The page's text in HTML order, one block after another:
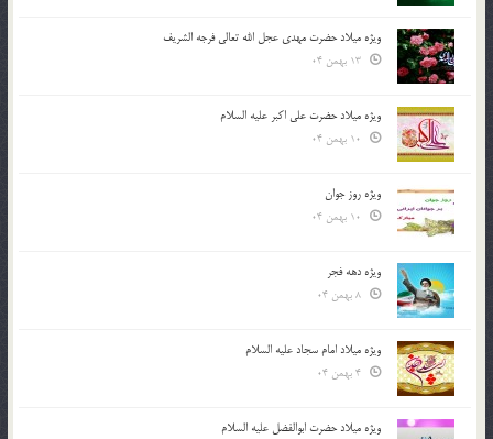
ویژه میلاد حضرت مهدی عجل الله تعالی فرجه الشريف
ویژه میلاد حضرت علی اکبر علیه السلام
ویژه روز جوان
ویژه دهه فجر
ویژه میلاد امام سجاد علیه السلام
ویژه میلاد حضرت ابوالفضل علیه السلام